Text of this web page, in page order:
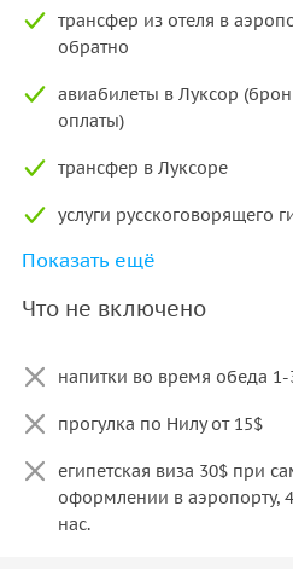
созданных во времена Рамсеса
• святая святых Карнакского
• статуя священного жука
восходящего солнца Хепри,
• священное озеро,
• гипостильный зал,
• двор обелисков
Для желающих прогулка по
Что взять с собой
• загранпаспорт с визой,
• сухой паек и вода (особенно
года),
• солнцезащитные очки,
трансфер из отеля в
обратно
авиабилеты в Луксор
оплаты)
трансфер в Луксоре
услуги русскоговорящего
входные билеты во все
Показать ещё
Что не включено
напитки во время обеда 1-
прогулка по Нилу от 15$
египетская виза 30$ при
оформлении в аэропорту,
нас.